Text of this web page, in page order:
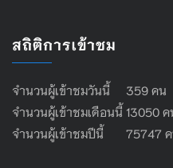
สถิติการเข้าชม
จำนวนผู้เข้าชมวันนี้ 359 คน
จำนวนผู้เข้าชมเดือนนี้ 13050 ค
จำนวนผู้เข้าชมปีนี้ 75747